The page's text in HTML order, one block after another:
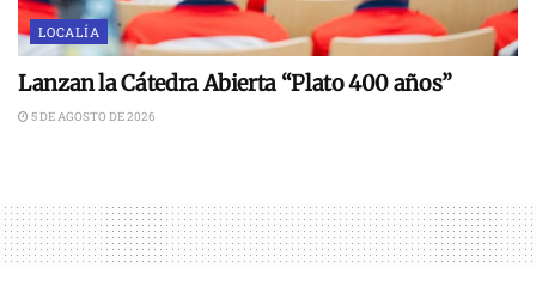
LOCALÍA
Lanzan la Cátedra Abierta “Plato 400 años”
5 DE AGOSTO DE 2026